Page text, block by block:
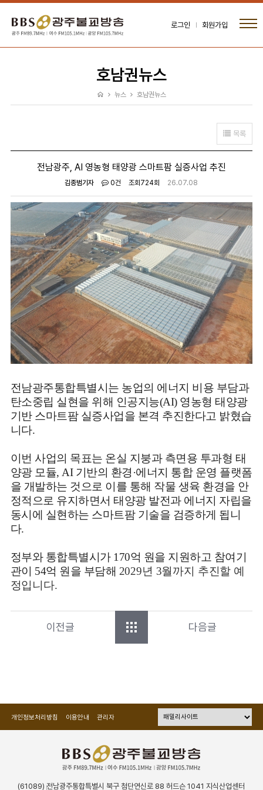
로그인 회원가입
호남권뉴스
뉴스 호남권뉴스
목록
전남광주, AI 영농형 태양광 스마트팜 실증사업 추진
김종범기자 0건 조회724회 26.07.08
전남광주통합특별시는 농업의 에너지 비용 부담과
탄소중립 실현을 위해 인공지능(AI) 영농형 태양광
기반 스마트팜 실증사업을 본격 추진한다고 밝혔습
니다.
이번 사업의 목표는 온실 지붕과 측면용 투과형 태
양광 모듈, AI 기반의 환경·에너지 통합 운영 플랫폼
을 개발하는 것으로 이를 통해 작물 생육 환경을 안
정적으로 유지하면서 태양광 발전과 에너지 자립을
동시에 실현하는 스마트팜 기술을 검증하게 됩니
다.
정부와 통합특별시가 170억 원을 지원하고 참여기
관이 54억 원을 부담해 2029년 3월까지 추진할 예
정입니다.
이전글 다음글
개인정보처리방침 이용안내 관리자
(61089) 전남광주통합특별시 북구 첨단연신로 88 허드슨 1041 지식산업센터